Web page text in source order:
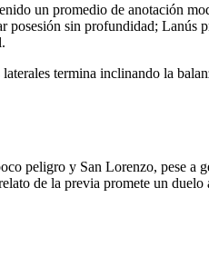
un promedio de anotación
sin profundidad;
termina inclinando la
peligro y San Lorenzo, pese
de la previa promete un